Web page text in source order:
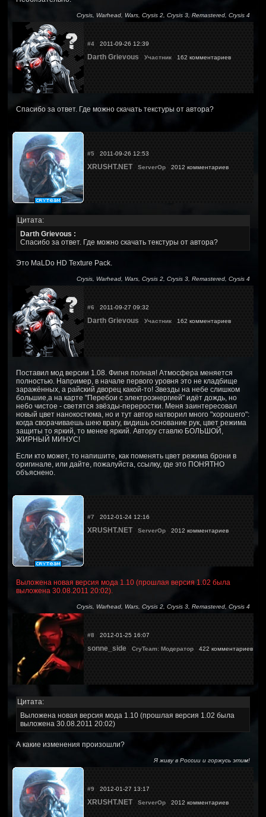
Crysis, Warhead, Wars, Crysis 2, Crysis 3, Remastered, Crysis 4
#4 2011-09-26 12:39
Darth Grievous Участник 162 комментариев
Спасибо за ответ. Где можно скачать текстуры от автора?
#5 2011-09-26 12:53
XRUSHT.NET ServerOp 2012 комментариев
Цитата:
Darth Grievous :
Спасибо за ответ. Где можно скачать текстуры от автора?
Это MaLDo HD Texture Pack.
Crysis, Warhead, Wars, Crysis 2, Crysis 3, Remastered, Crysis 4
#6 2011-09-27 09:32
Darth Grievous Участник 162 комментариев
Поставил мод версии 1.08. Фигня полная! Атмосфера меняется
полностью. Например, в начале первого уровня это не кладбище
заражённых, а райский дворец какой-то! Звезды на небе слишком
большие,а на карте "Перебои с электроэнергией" идёт дождь, но
небо чистое - светятся звёзды-переростки. Меня заинтересовал
новый цвет нанокостюма, но и тут автор натворил много "хорошего":
когда сворачиваешь шею врагу, видишь основание рук, цвет режима
защиты то яркий, то менее яркий. Автору ставлю БОЛЬШОЙ,
ЖИРНЫЙ МИНУС!
Если кто может, то напишите, как поменять цвет режима брони в
оригинале, или дайте, пожалуйста, ссылку, где это ПОНЯТНО
объяснено.
#7 2012-01-24 12:16
XRUSHT.NET ServerOp 2012 комментариев
Выложена новая версия мода 1.10 (прошлая версия 1.02 была
выложена 30.08.2011 20:02).
Crysis, Warhead, Wars, Crysis 2, Crysis 3, Remastered, Crysis 4
#8 2012-01-25 16:07
sonne_side CryTeam: Модератор 422 комментариев
Цитата:
Выложена новая версия мода 1.10 (прошлая версия 1.02 была
выложена 30.08.2011 20:02)
А какие изменения произошли?
Я живу в России и горжусь этим!
#9 2012-01-27 13:17
XRUSHT.NET ServerOp 2012 комментариев